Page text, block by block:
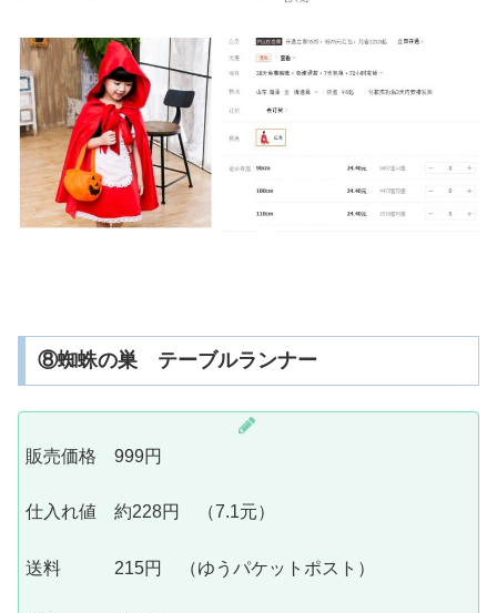
⑧蜘蛛の巣 テーブルランナー
販売価格 999円
仕入れ値 約228円 （7.1元）
送料 215円 （ゆうパケットポスト）